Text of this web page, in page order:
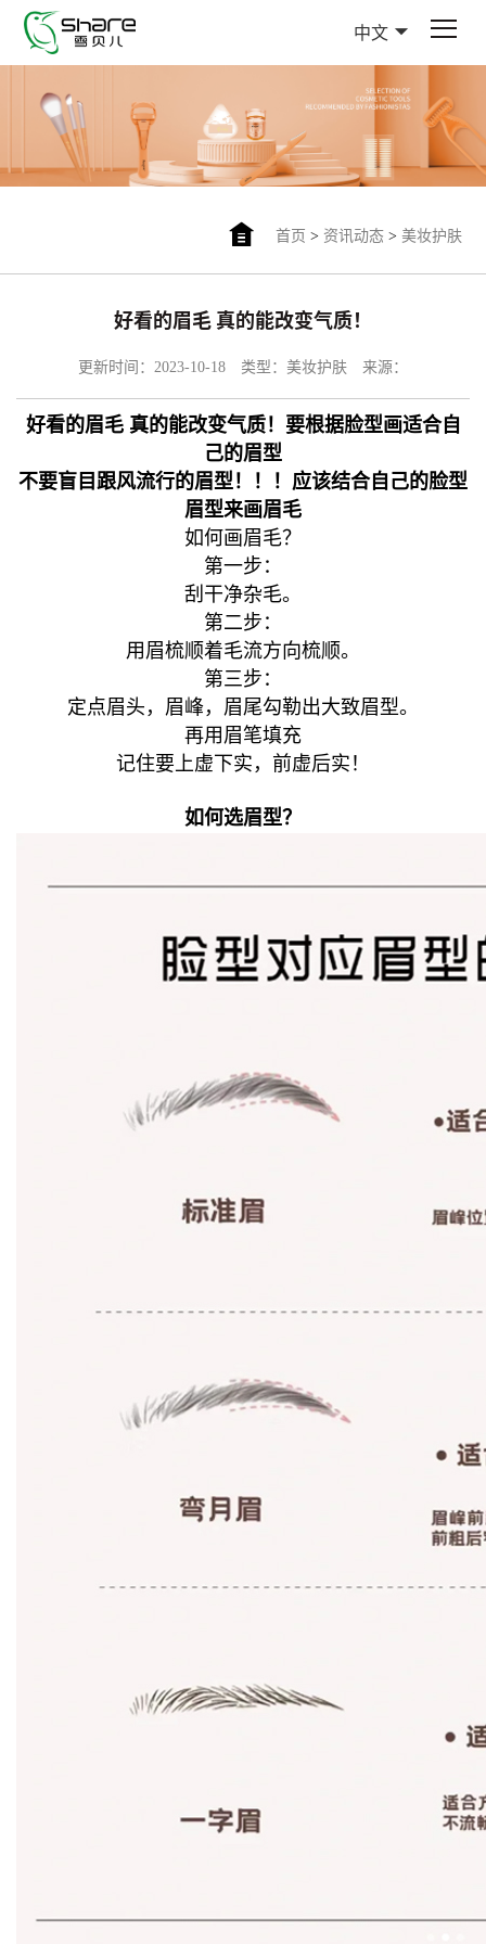
中文
首页 > 资讯动态> 美妆护肤
好看的眉毛 真的能改变气质！
更新时间：2023-10-18 类型：美妆护肤 来源：
好看的眉毛 真的能改变气质！ 要根据脸型画适合自
己的眉型
不要盲目跟风流行的眉型！！！ 应该结合自己的脸型
眉型来画眉毛
如何画眉毛？
第一步：
刮干净杂毛。
第二步：
用眉梳顺着毛流方向梳顺。
第三步：
定点眉头，眉峰，眉尾勾勒出大致眉型。
再用眉笔填充
记住要上虚下实，前虚后实！
如何选眉型？